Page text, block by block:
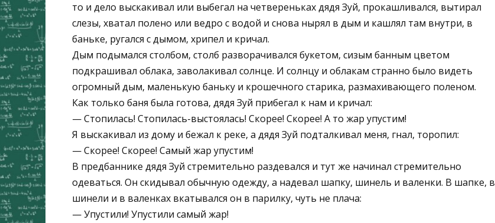
то и дело выскакивал или выбегал на четвереньках дядя Зуй, прокашливался, вытирал
слезы, хватал полено или ведро с водой и снова нырял в дым и кашлял там внутри, в
баньке, ругался с дымом, хрипел и кричал.
Дым подымался столбом, столб разворачивался букетом, сизым банным цветом
подкрашивал облака, заволакивал солнце. И солнцу и облакам странно было видеть
огромный дым, маленькую баньку и крошечного старика, размахивающего поленом.
Как только баня была готова, дядя Зуй прибегал к нам и кричал:
— Стопилась! Стопилась-выстоялась! Скорее! Скорее! А то жар упустим!
Я выскакивал из дому и бежал к реке, а дядя Зуй подталкивал меня, гнал, торопил:
— Скорее! Скорее! Самый жар упустим!
В предбаннике дядя Зуй стремительно раздевался и тут же начинал стремительно
одеваться. Он скидывал обычную одежду, а надевал шапку, шинель и валенки. В шапке, в
шинели и в валенках вкатывался он в парилку, чуть не плача:
— Упустили! Упустили самый жар!